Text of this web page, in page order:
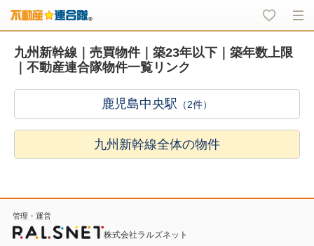
九州新幹線｜売買物件｜築23年以下｜築年数上限
｜不動産連合隊物件一覧リンク
鹿児島中央駅 （2件）
九州新幹線全体の物件
管理・運営
株式会社ラルズネット